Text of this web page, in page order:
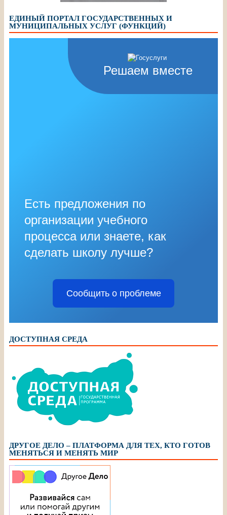
ЕДИНЫЙ ПОРТАЛ ГОСУДАРСТВЕННЫХ И
МУНИЦИПАЛЬНЫХ УСЛУГ (ФУНКЦИЙ)
Решаем вместе
Есть предложения по
организации учебного
процесса или знаете, как
сделать школу лучше?
Сообщить о проблеме
ДОСТУПНАЯ СРЕДА
ДРУГОЕ ДЕЛО – ПЛАТФОРМА ДЛЯ ТЕХ, КТО ГОТОВ
МЕНЯТЬСЯ И МЕНЯТЬ МИР